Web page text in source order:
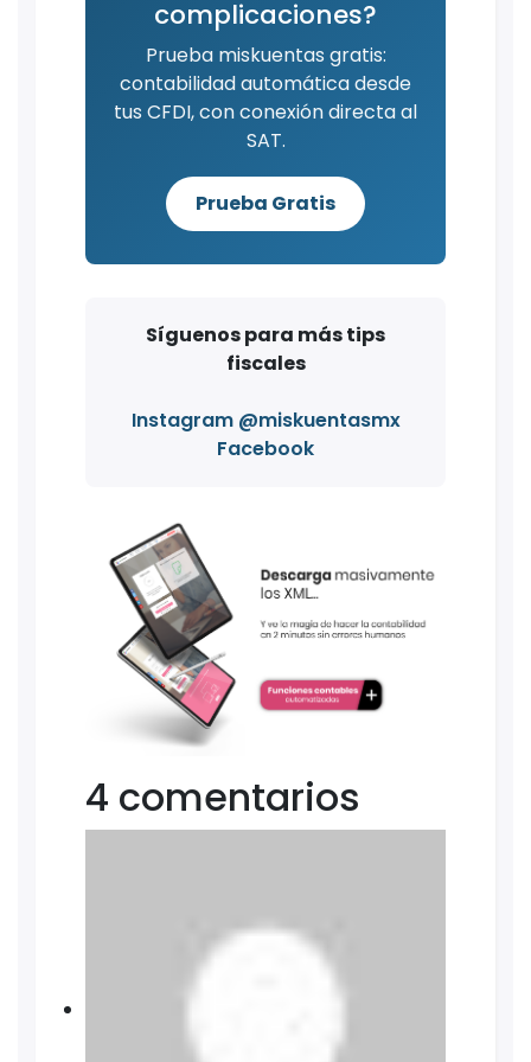
complicaciones?
Prueba miskuentas gratis:
contabilidad automática desde
tus CFDI, con conexión directa al
SAT.
Prueba Gratis
Síguenos para más tips
fiscales
Instagram @miskuentasmx
Facebook
4 comentarios